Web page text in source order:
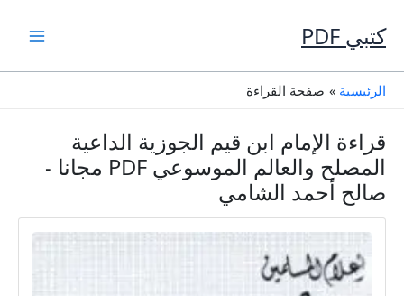
إلى
المحتوى
كتبي PDF
الرئيسية صفحة القراءة
قراءة الإمام ابن قيم الجوزية الداعية
المصلح والعالم الموسوعي PDF مجانا -
صالح أحمد الشامي